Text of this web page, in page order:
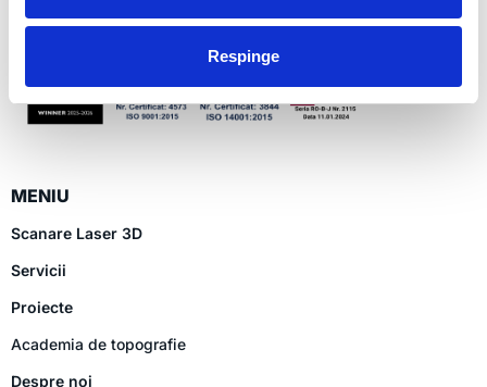
Respinge
MENIU
Scanare Laser 3D
Servicii
Proiecte
Academia de topografie
Despre noi